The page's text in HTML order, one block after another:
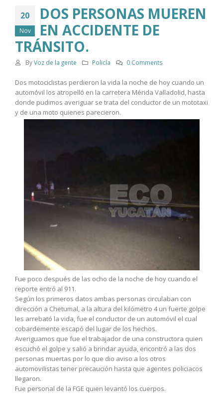
20
Nov
DOS PERSONAS MUEREN
EN ACCIDENTE DE
TRÁNSITO.
ByVoz de la gente Policía 0 Comments
Dos motociclistas perdieron la vida la noche de hoy cuando un
automóvil los atropelló en la carretera Mérida Valladolid, hasta
donde pudimos averiguar se trata del conductor de un mototaxi
y de una moto quienes parecieron.
Fue poco después de las ocho de la noche de hoy cuando el
reporte entró al 911.
Según los primeros datos ambas personas circulaban con
dirección a Chetumal, a la altura del kilómetro 4 un fuerte golpe
les arrebató la vida, fue el conductor de un automóvil el cual
cobardemente escapó del lugar de los hechos.
Averiguamos que fue el trabajador de una constructora quien
escuchó el golpe y salió a brindar ayuda, encontró a las dos
personas muertas por lo que dio aviso a los otros
automovilistas tener precaución hasta que agentes policiacos
llegaron.
Fue personal de la FGE quien levantó los cuerpos.